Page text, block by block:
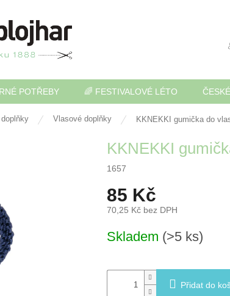
POTŘEBY 🌈 FESTIVALOVÉ LÉTO
Vlasové doplňky KKNEKKI gumička do
KKNEKKI
1657
85 Kč
70,25 Kč bez DPH
cena:
Skladem (>5 ks)
Přidat do